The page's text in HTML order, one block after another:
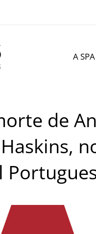
A SPA
de